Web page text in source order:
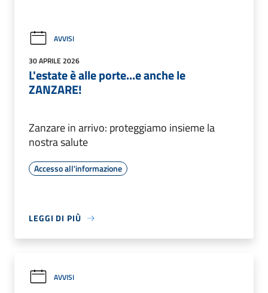
AVVISI
30 APRILE 2026
L'estate è alle porte...e anche le
ZANZARE!
Zanzare in arrivo: proteggiamo insieme la
nostra salute
Accesso all'informazione
LEGGI DI PIÙ
AVVISI